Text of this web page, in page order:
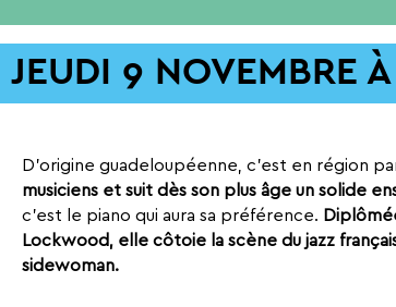
JEUDI 9 NOVEMBRE
D’origine guadeloupéenne, c’est en région
musiciens et suit dès son plus âge un solide
c’est le piano qui aura sa préférence.
Lockwood, elle côtoie la scène du jazz
sidewoman.